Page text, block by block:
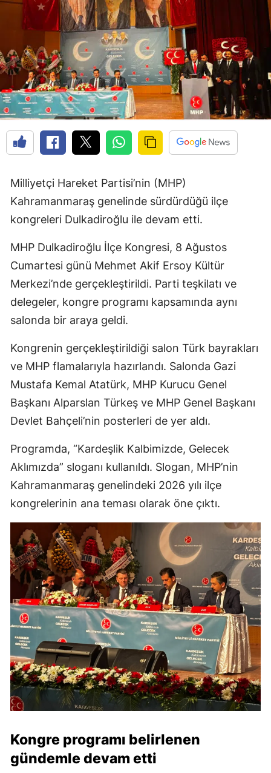
Milliyetçi Hareket Partisi’nin (MHP)
Kahramanmaraş genelinde sürdürdüğü ilçe
kongreleri Dulkadiroğlu ile devam etti.
MHP Dulkadiroğlu İlçe Kongresi, 8 Ağustos
Cumartesi günü Mehmet Akif Ersoy Kültür
Merkezi’nde gerçekleştirildi. Parti teşkilatı ve
delegeler, kongre programı kapsamında aynı
salonda bir araya geldi.
Kongrenin gerçekleştirildiği salon Türk bayrakları
ve MHP flamalarıyla hazırlandı. Salonda Gazi
Mustafa Kemal Atatürk, MHP Kurucu Genel
Başkanı Alparslan Türkeş ve MHP Genel Başkanı
Devlet Bahçeli’nin posterleri de yer aldı.
Programda, “Kardeşlik Kalbimizde, Gelecek
Aklımızda” sloganı kullanıldı. Slogan, MHP’nin
Kahramanmaraş genelindeki 2026 yılı ilçe
kongrelerinin ana teması olarak öne çıktı.
Kongre programı belirlenen
gündemle devam etti